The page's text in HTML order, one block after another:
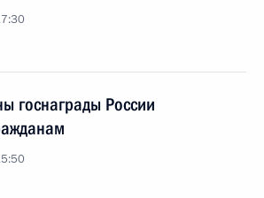
госнаграды России